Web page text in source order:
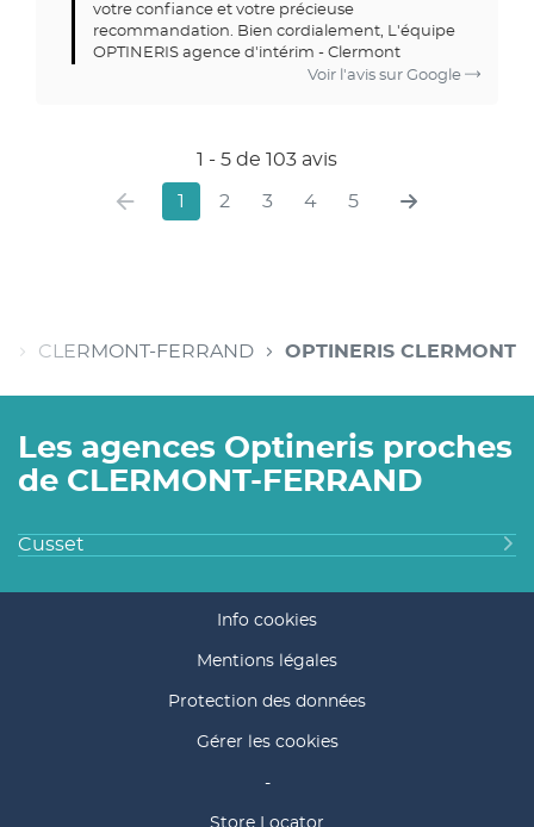
votre confiance et votre précieuse
recommandation. Bien cordialement, L'équipe
OPTINERIS agence d'intérim - Clermont
Voir l'avis sur Google
1 - 5 de 103 avis
1 2 3 4 5
CLERMONT-FERRAND OPTINERIS CLERMONT
Les agences Optineris proches
de CLERMONT-FERRAND
Cusset
Info cookies
Mentions légales
Protection des données
Gérer les cookies
-
Store Locator
(ouvre